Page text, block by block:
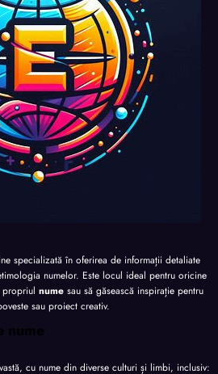
te
specializată în oferirea de informații detaliate
numelor. Este locul ideal pentru oricine
propriul nume sau să găsească inspirație pentru
sau proiect creativ.
nume
cu nume din diverse culturi și limbi, inclusiv: